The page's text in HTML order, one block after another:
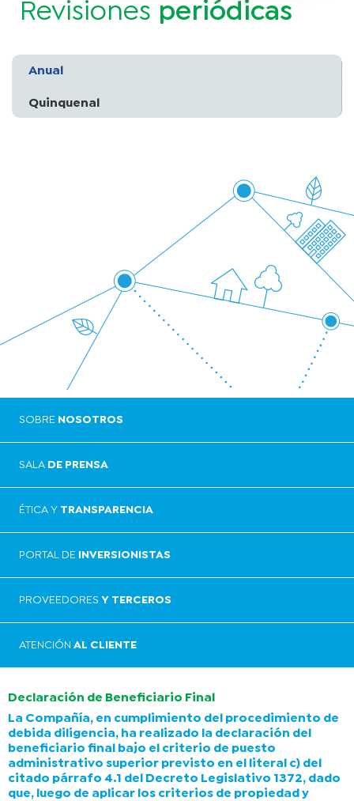
Revisiones periódicas
Anual
Quinquenal
SOBRE NOSOTROS
SALA DE PRENSA
ÉTICA Y TRANSPARENCIA
PORTAL DE INVERSIONISTAS
PROVEEDORES Y TERCEROS
ATENCIÓN AL CLIENTE
Declaración de Beneficiario Final
La Compañía, en cumplimiento del procedimiento de
debida diligencia, ha realizado la declaración del
beneficiario final bajo el criterio de puesto
administrativo superior previsto en el literal c) del
citado párrafo 4.1 del Decreto Legislativo 1372, dado
que, luego de aplicar los criterios de propiedad y